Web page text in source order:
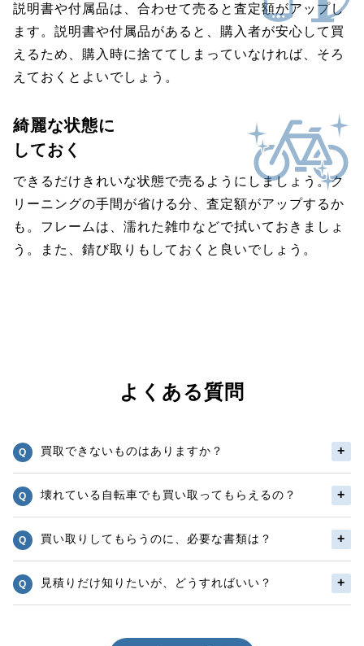
説明書や付属品は、合わせて売ると査定額がアップし
ます。説明書や付属品があると、購入者が安心して買
えるため、購入時に捨ててしまっていなければ、そろ
えておくとよいでしょう。
綺麗な状態に
しておく
できるだけきれいな状態で売るようにしましょう。ク
リーニングの手間が省ける分、査定額がアップするか
も。フレームは、濡れた雑巾などで拭いておきましょ
う。また、錆び取りもしておくと良いでしょう。
よくある質問
買取できないものはありますか？
壊れている自転車でも買い取ってもらえるの？
買い取りしてもらうのに、必要な書類は？
見積りだけ知りたいが、どうすればいい？